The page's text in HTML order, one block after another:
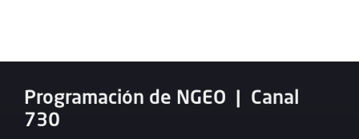
Programación de NGEO | Canal
730